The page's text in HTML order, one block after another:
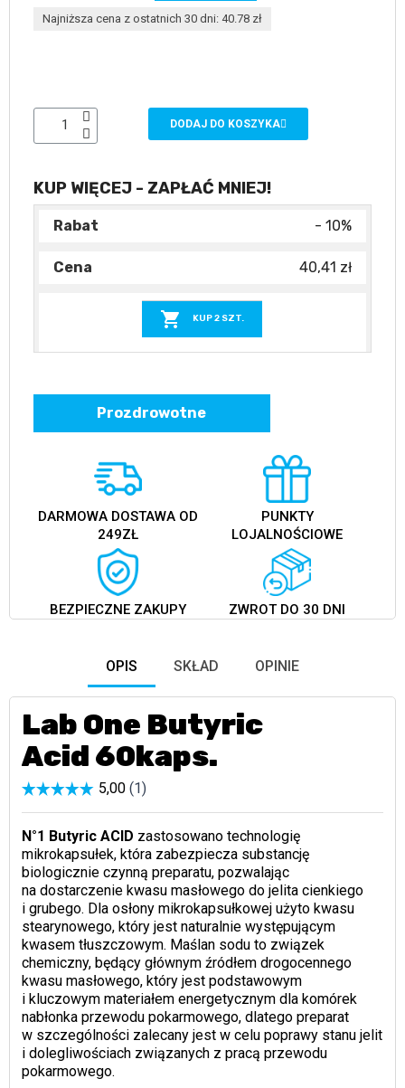
Najniższa cena z ostatnich 30 dni: 40.78 zł
DODAJ DO KOSZYKA
KUP WIĘCEJ - ZAPŁAĆ MNIEJ!
- 10%
40,41 zł
 KUP 2 SZT.
Prozdrowotne
DARMOWA DOSTAWA OD
249ZŁ
PUNKTY
LOJALNOŚCIOWE
BEZPIECZNE ZAKUPY ZWROT DO 30 DNI
OPIS SKŁAD OPINIE
Lab One Butyric
Acid 60kaps.
N°1 Butyric ACID zastosowano technologię
mikrokapsułek, która zabezpiecza substancję
biologicznie czynną preparatu, pozwalając
na dostarczenie kwasu masłowego do jelita cienkiego
i grubego. Dla osłony mikrokapsułkowej użyto kwasu
stearynowego, który jest naturalnie występującym
kwasem tłuszczowym. Maślan sodu to związek
chemiczny, będący głównym źródłem drogocennego
kwasu masłowego, który jest podstawowym
i kluczowym materiałem energetycznym dla komórek
nabłonka przewodu pokarmowego, dlatego preparat
w szczególności zalecany jest w celu poprawy stanu jelit
i dolegliwościach związanych z pracą przewodu
pokarmowego.